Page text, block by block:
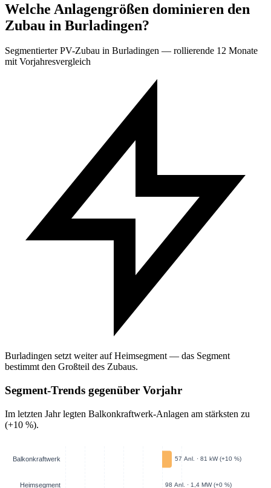
Welche Anlagengrößen dominieren den
Zubau in Burladingen?
Segmentierter PV-Zubau in Burladingen — rollierende 12 Monate
mit Vorjahresvergleich
Burladingen setzt weiter auf Heimsegment — das Segment
bestimmt den Großteil des Zubaus.
Segment-Trends gegenüber Vorjahr
Im letzten Jahr legten Balkonkraftwerk-Anlagen am stärksten zu
(+10 %).